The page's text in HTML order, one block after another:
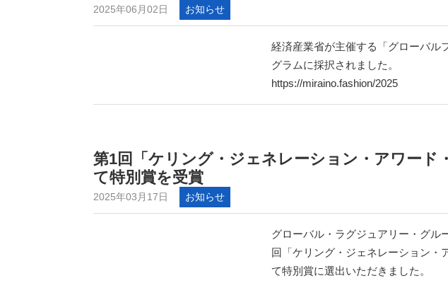
2025年06月02日 お知らせ
経済産業省が主催する「グローバル
グラムに採択されました。
https://miraino.fashion/2025
第1回「ケリング・ジェネレーション・アワード
て特別賞を受賞
2025年03月17日 お知らせ
グローバル・ラグジュアリー・グル
回「ケリング・ジェネレーション・
て特別賞に選出いただきました。